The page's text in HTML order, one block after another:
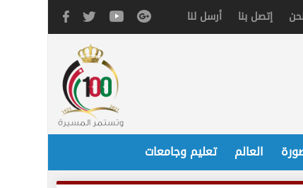
إتصل بنا أرسل لنا
العالم تعليم وجامعات